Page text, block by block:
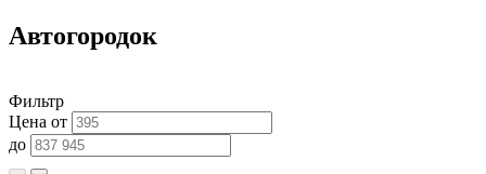
Автогородок
Фильтр
Цена от
до